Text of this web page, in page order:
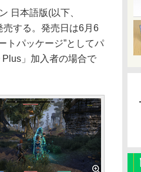
日本語版(以下、
売する。発売日は6月6
トパッケージ”としてパ
」加入者の場合で